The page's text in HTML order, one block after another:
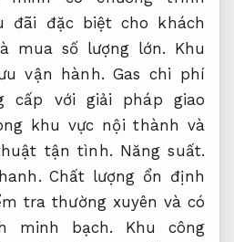
đãi đặc biệt cho khách
mua số lượng lớn. Khu
vận hành. Gas chi phí
cấp với giải pháp giao
khu vực nội thành và
tận tình. Năng suất.
Chất lượng ổn định
tra thường xuyên và có
minh bạch. Khu công